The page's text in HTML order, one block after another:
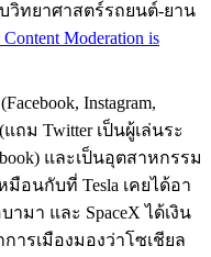
วิทยาศาสตร์รถยนต์-ยาน
Moderation is
Instagram,
ถม Twitter เป็นผู้เล่นระ
และเป็นอุตสาหกรรม
อนกับที่ Tesla เคยได้อา
มา และ SpaceX ได้เงิน
ารเมืองมองว่าโซเชียล